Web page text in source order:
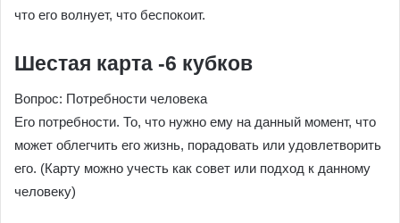
что его волнует, что беспокоит.
Шестая карта -6 кубков
Вопрос: Потребности человека
Его потребности. То, что нужно ему на данный момент, что
может облегчить его жизнь, порадовать или удовлетворить
его. (Карту можно учесть как совет или подход к данному
человеку)